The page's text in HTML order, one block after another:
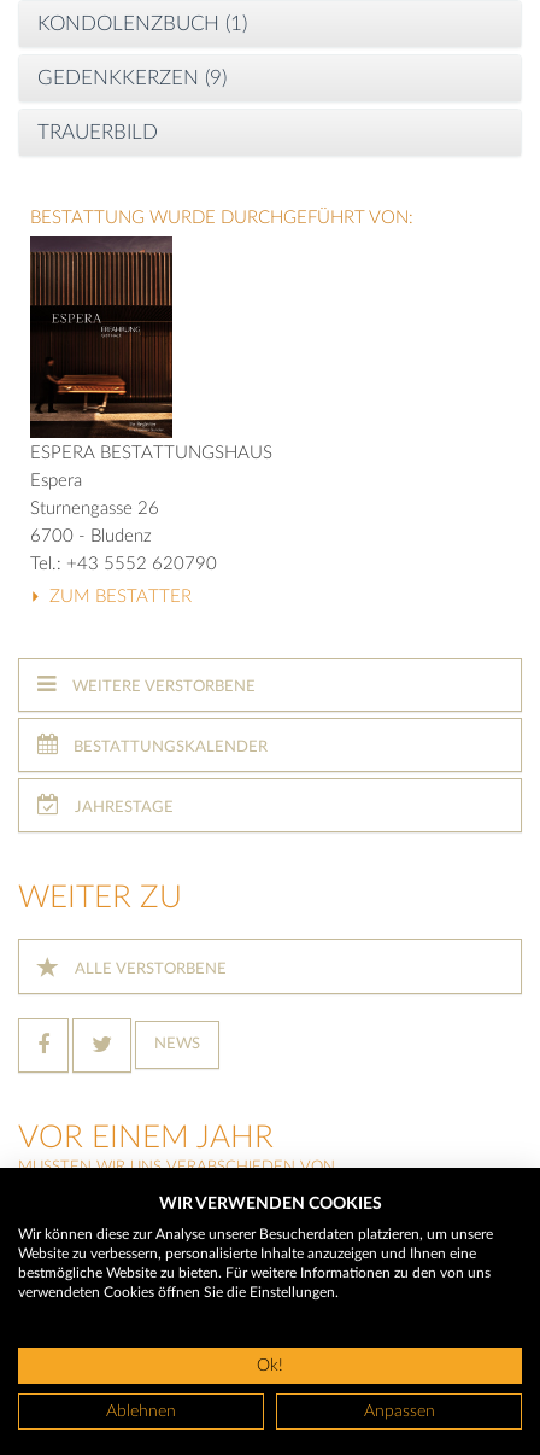
KONDOLENZBUCH (1 )
GEDENKKERZEN (9)
TRAUERBILD
BESTATTUNG WURDE DURCHGEFÜHRT VON:
ESPERA BESTATTUNGSHAUS
Espera
Sturnengasse 26
6700 - Bludenz
Tel.: +43 5552 620790
ZUM BESTATTER
WEITERE VERSTORBENE
BESTATTUNGSKALENDER
JAHRESTAGE
WEITER ZU
ALLE VERSTORBENE
NEWS
VOR EINEM JAHR
MUSSTEN WIR UNS VERABSCHIEDEN VON
MANFRED STROLZ
(Lech)
GÜNTHER LINDENBAUER
(Bludenz)
© 2026 Trauerhilfe - Das Trauerportal
WIR VERWENDEN COOKIES
Wir können diese zur Analyse unserer Besucherdaten platzieren, um unsere
Website zu verbessern, personalisierte Inhalte anzuzeigen und Ihnen eine
bestmögliche Website zu bieten. Für weitere Informationen zu den von uns
verwendeten Cookies öffnen Sie die Einstellungen.
Ok!
Ablehnen Anpassen